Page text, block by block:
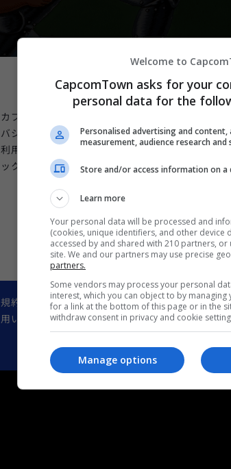
カプコンタウンのご
カプコンタウンをご利用いただくには「カプコン
バシーポリシー」への同意が必要です。
利用規約およびプライバシーポリシーをすべてお
ックを入れて「カプコンタウンで遊ぶ」ボタンを
カプコンタウン利用規約
カプコンタウン
規約およびプライバシーポリシーに同意いただけ
用いただけません。
カプコン公式サ
Welcome to
CapcomTown asks for your
personal data for the
Personalised advertising and
measurement, audience research and
Store and/or access information on a
Learn more
Your personal data will be processed and
(cookies, unique identifiers, and other device
accessed by and shared with 210 partners,
site. We and our partners may use precise
partners.
Some vendors may process your personal
interest, which you can object to by
for a link at the bottom of this page or in the
withdraw consent in privacy and cookie
Manage options